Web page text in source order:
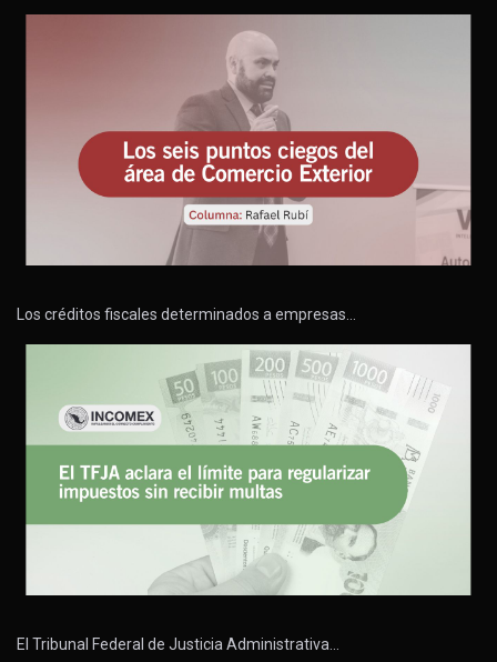
Los créditos fiscales determinados a empresas…
El Tribunal Federal de Justicia Administrativa…